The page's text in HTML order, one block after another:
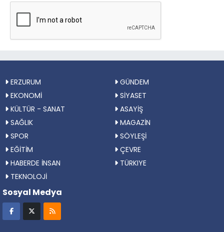
ERZURUM
GÜNDEM
EKONOMİ
SİYASET
KÜLTÜR - SANAT
ASAYİŞ
SAĞLIK
MAGAZİN
SPOR
SÖYLEŞİ
EĞİTİM
ÇEVRE
HABERDE İNSAN
TÜRKIYE
TEKNOLOJİ
Sosyal Medya